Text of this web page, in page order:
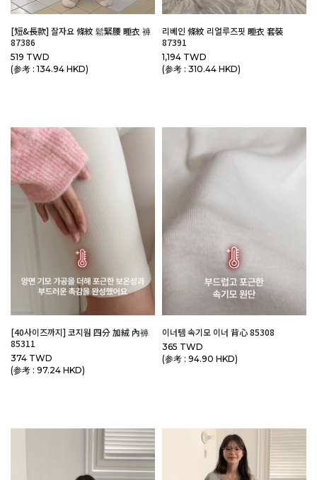
[短&長款] 잘자요 條紋 鬆緊腰 睡衣 褲
87386
519 TWD
(参考 : 134.94 HKD)
리베인 條紋 리얼루즈핏 睡衣 套裝
87391
1,194 TWD
(参考 : 310.44 HKD)
[40사이즈까지] 코지웜 四分 加絨 內褲
85311
374 TWD
(参考 : 97.24 HKD)
이너템 속기모 이너 背心 85308
365 TWD
(参考 : 94.90 HKD)